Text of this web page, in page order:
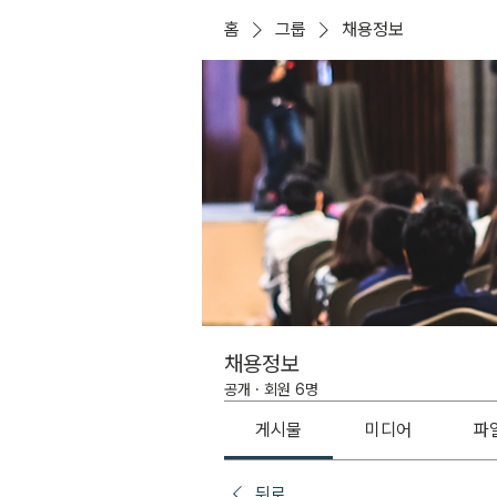
홈 그룹 채용정보
채용정보
공개 · 회원 6명
게시물 미디어 파